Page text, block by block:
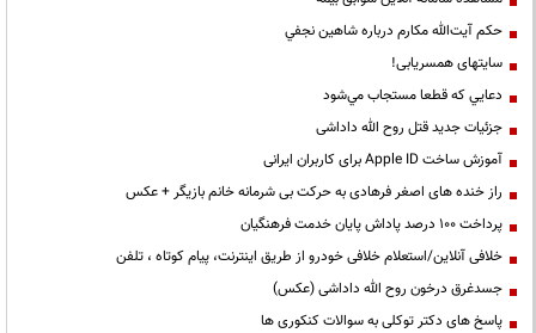
حكم آيت‌الله مكارم درباره شاهين نجفي
سایتهای همسریابی!
دعايي كه قطعا مستجاب مي‌شود
جزئیات جدید قتل روح الله داداشی
آموزش ساخت Apple ID برای کاربران ایرانی
راز خنده های اصغر فرهادی به حرکت بی شرمانه خانم بازیگر + عکس
پرداخت ۱۰۰ درصد پاداش پایان خدمت فرهنگیان
خلافی آنلاین/استعلام خلافی خودرو از طریق اینترنت، پیام کوتاه ، تلفن
جسدغرق درخون روح الله داداشی (عکس)
پاسخ های دکتر توکلی به سوالات کنکوری ها